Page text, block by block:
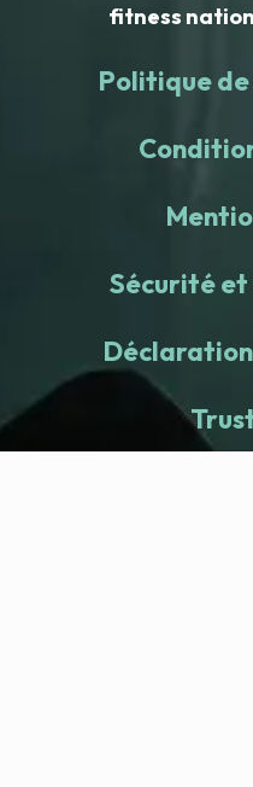
fitness
Politique
Sécurité